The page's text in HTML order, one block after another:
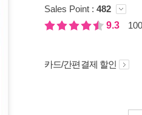
Sales Point : 482
9.3
카드/간편결제 할인